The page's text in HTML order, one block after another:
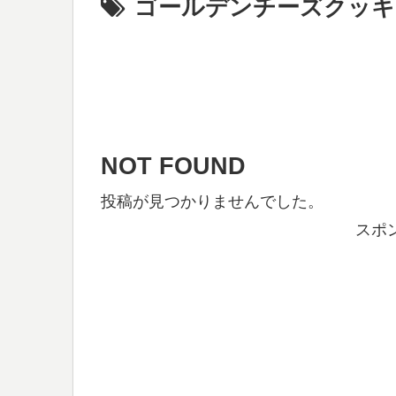
ゴールデンチーズクッ
NOT FOUND
投稿が見つかりませんでした。
スポ